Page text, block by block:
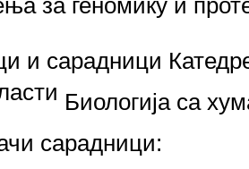
и сарадници Катедр
Биологија са
сарадници: